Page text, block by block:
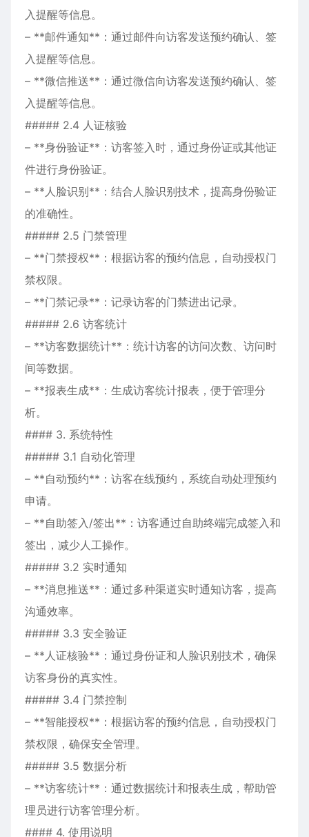
入提醒等信息。
– **邮件通知**：通过邮件向访客发送预约确认、签
入提醒等信息。
– **微信推送**：通过微信向访客发送预约确认、签
入提醒等信息。
##### 2.4 人证核验
– **身份验证**：访客签入时，通过身份证或其他证
件进行身份验证。
– **人脸识别**：结合人脸识别技术，提高身份验证
的准确性。
##### 2.5 门禁管理
– **门禁授权**：根据访客的预约信息，自动授权门
禁权限。
– **门禁记录**：记录访客的门禁进出记录。
##### 2.6 访客统计
– **访客数据统计**：统计访客的访问次数、访问时
间等数据。
– **报表生成**：生成访客统计报表，便于管理分
析。
#### 3. 系统特性
##### 3.1 自动化管理
– **自动预约**：访客在线预约，系统自动处理预约
申请。
– **自助签入/签出**：访客通过自助终端完成签入和
签出，减少人工操作。
##### 3.2 实时通知
– **消息推送**：通过多种渠道实时通知访客，提高
沟通效率。
##### 3.3 安全验证
– **人证核验**：通过身份证和人脸识别技术，确保
访客身份的真实性。
##### 3.4 门禁控制
– **智能授权**：根据访客的预约信息，自动授权门
禁权限，确保安全管理。
##### 3.5 数据分析
– **访客统计**：通过数据统计和报表生成，帮助管
理员进行访客管理分析。
#### 4. 使用说明